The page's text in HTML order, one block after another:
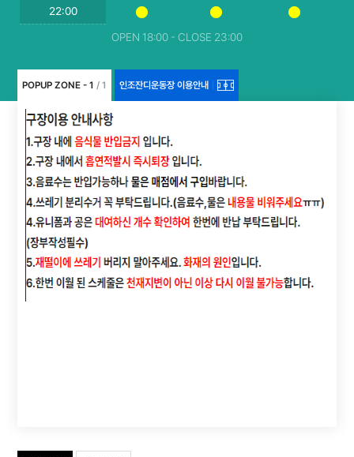
22:00
OPEN 18:00 - CLOSE 23:00
POPUP ZONE - 1 / 1 인조잔디운동장 이용안내